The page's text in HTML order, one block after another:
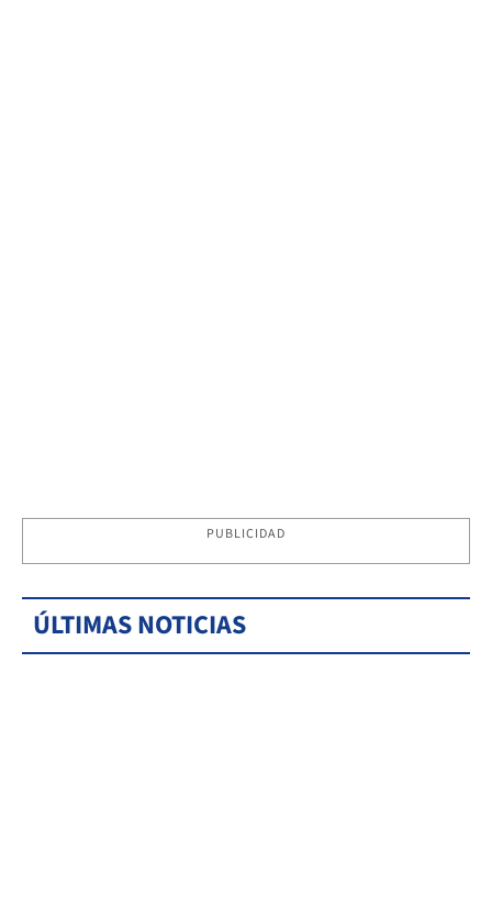
PUBLICIDAD
ÚLTIMAS NOTICIAS